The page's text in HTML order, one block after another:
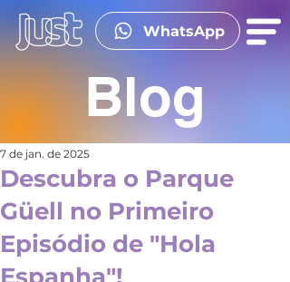
WhatsApp
Blog
Descubra o Parque
Güell no Primeiro
Episódio de "Hola
7 de jan. de 2025